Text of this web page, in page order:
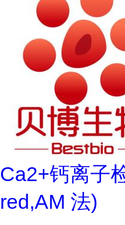
Ca2+钙离子
red,AM 法)